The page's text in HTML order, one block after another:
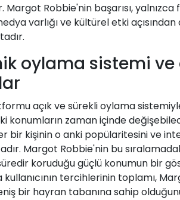
Margot Robbie'nin başarısı,
varlığı ve kültürel etki
oylama sistemi ve
açık ve sürekli oylama
konumların zaman içinde
bir kişinin o anki popülaritesini ve
Margot Robbie'nin bu
koruduğu güçlü konumun bir
tercihlerinin toplamı,
bir hayran tabanına sahip